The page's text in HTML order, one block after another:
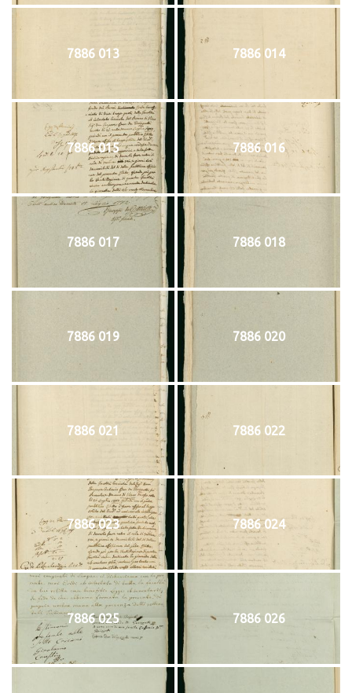
7886 013 7886 014
7886 015 7886 016
7886 017 7886 018
7886 019 7886 020
7886 021 7886 022
7886 023 7886 024
7886 025 7886 026